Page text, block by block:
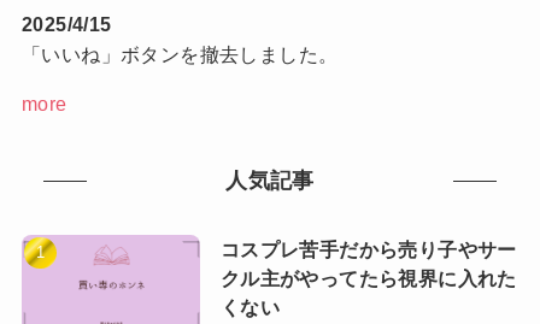
2025/4/15
「いいね」ボタンを撤去しました。
more
人気記事
コスプレ苦手だから売り子やサー
クル主がやってたら視界に入れた
くない